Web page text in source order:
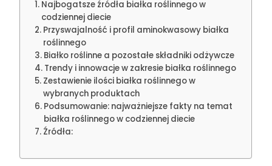
Najbogatsze źródła białka roślinnego w
codziennej diecie
Przyswajalność i profil aminokwasowy białka
roślinnego
Białko roślinne a pozostałe składniki odżywcze
Trendy i innowacje w zakresie białka roślinnego
Zestawienie ilości białka roślinnego w
wybranych produktach
Podsumowanie: najważniejsze fakty na temat
białka roślinnego w codziennej diecie
Źródła: